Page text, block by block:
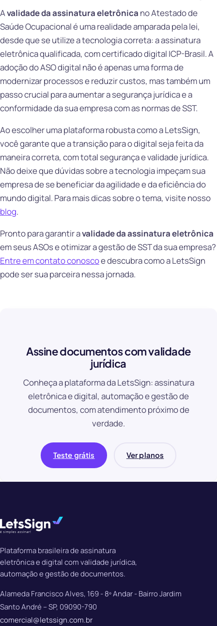
Avalidade da assinatura eletrônica no Atestado de
Saúde Ocupacional é uma realidade amparada pela lei,
desde que se utilize a tecnologia correta: a assinatura
eletrônica qualificada, com certificado digital ICP-Brasil. A
adoção do ASO digital não é apenas uma forma de
modernizar processos e reduzir custos, mas também um
passo crucial para aumentar a segurança jurídica e a
conformidade da sua empresa com as normas de SST.
Ao escolher uma plataforma robusta como a LetsSign,
você garante que a transição para o digital seja feita da
maneira correta, com total segurança e validade jurídica.
Não deixe que dúvidas sobre a tecnologia impeçam sua
empresa de se beneficiar da agilidade e da eficiência do
mundo digital. Para mais dicas sobre o tema, visite nosso
blog.
Pronto para garantir avalidade da assinatura eletrônica
em seus ASOs e otimizar a gestão de SST da sua empresa?
Entre em contato conoscoe descubra como a LetsSign
pode ser sua parceira nessa jornada.
Assine documentos com validade
jurídica
Conheça a plataforma da LetsSign: assinatura
eletrônica e digital, automação e gestão de
documentos, com atendimento próximo de
verdade.
Teste grátis Ver planos
Plataforma brasileira de assinatura
eletrônica e digital com validade jurídica,
automação e gestão de documentos.
Alameda Francisco Alves, 169 - 8º Andar - Bairro Jardim
Santo André – SP, 09090-790
comercial@letssign.com.br